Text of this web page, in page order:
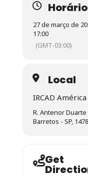
Horário
27 de março de
17:00
(GMT-03:00)
Local
IRCAD
R. Antenor Duarte
Barretos - SP,
Get